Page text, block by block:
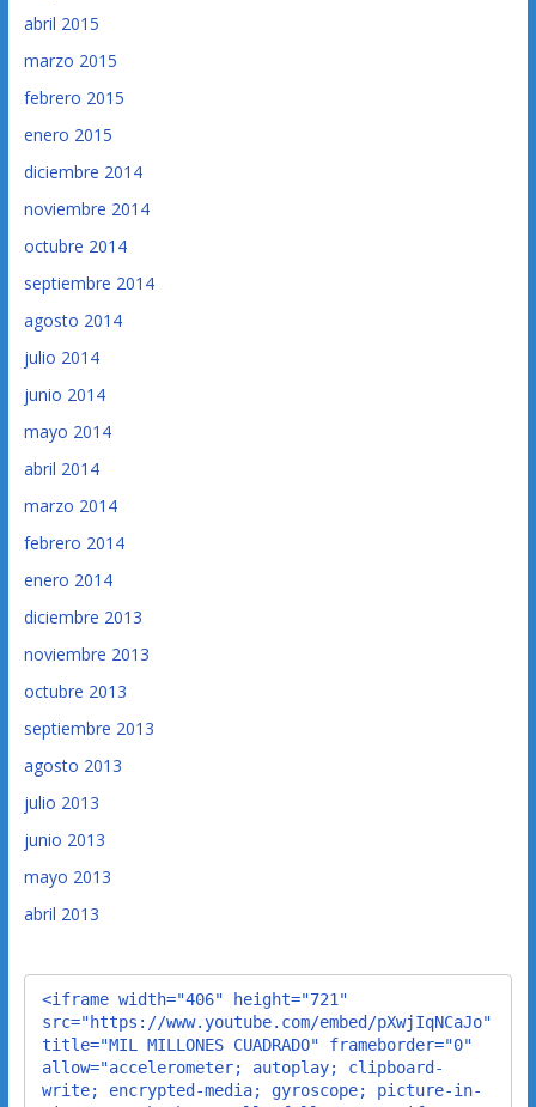
abril 2015
marzo 2015
febrero 2015
enero 2015
diciembre 2014
noviembre 2014
octubre 2014
septiembre 2014
agosto 2014
julio 2014
junio 2014
mayo 2014
abril 2014
marzo 2014
febrero 2014
enero 2014
diciembre 2013
noviembre 2013
octubre 2013
septiembre 2013
agosto 2013
julio 2013
junio 2013
mayo 2013
abril 2013
<iframe width="406" height="721"
src="https://www.youtube.com/embed/pXwjIqNCaJo"
title="MIL MILLONES CUADRADO" frameborder="0"
allow="accelerometer; autoplay; clipboard-
write; encrypted-media; gyroscope; picture-in-